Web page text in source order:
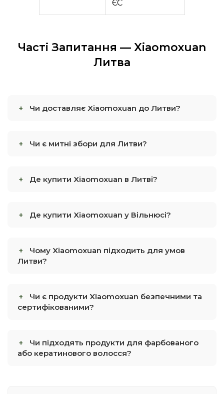
ЄС
Часті Запитання — Xiaomoxuan
Литва
Чи доставляє Xiaomoxuan до Литви?
Чи є митні збори для Литви?
Де купити Xiaomoxuan в Литві?
Де купити Xiaomoxuan у Вільнюсі?
Чому Xiaomoxuan підходить для умов
Литви?
Чи є продукти Xiaomoxuan безпечними та
сертифікованими?
Чи підходять продукти для фарбованого
або кератинового волосся?